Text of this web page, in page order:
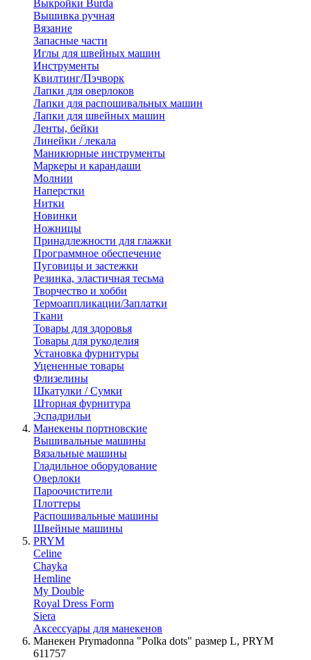
Выкройки Burda
Вышивка ручная
Вязание
Запасные части
Иглы для швейных машин
Инструменты
Квилтинг/Пэчворк
Лапки для оверлоков
Лапки для распошивальных машин
Лапки для швейных машин
Ленты, бейки
Линейки / лекала
Маникюрные инструменты
Маркеры и карандаши
Молнии
Наперстки
Нитки
Новинки
Ножницы
Принадлежности для глажки
Программное обеспечение
Пуговицы и застежки
Резинка, эластичная тесьма
Творчество и хобби
Термоаппликации/Заплатки
Ткани
Товары для здоровья
Товары для рукоделия
Установка фурнитуры
Уцененные товары
Флизелины
Шкатулки / Сумки
Шторная фурнитура
Эспадрильи
Манекены портновские
Вышивальные машины
Вязальные машины
Гладильное оборудование
Оверлоки
Пароочистители
Плоттеры
Распошивальные машины
Швейные машины
PRYM
Celine
Chayka
Hemline
My Double
Royal Dress Form
Siera
Аксессуары для манекенов
Манекен Prymadonna "Polka dots" размер L, PRYM
611757